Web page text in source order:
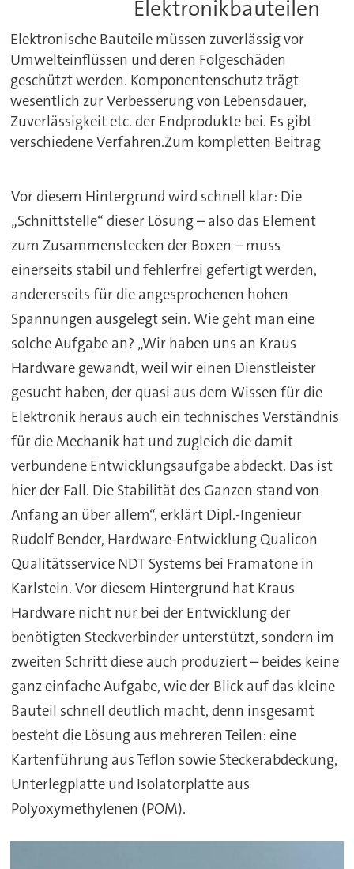
Elektronikbauteilen
Elektronische Bauteile müssen zuverlässig vor
Umwelteinflüssen und deren Folgeschäden
geschützt werden. Komponentenschutz trägt
wesentlich zur Verbesserung von Lebensdauer,
Zuverlässigkeit etc. der Endprodukte bei. Es gibt
verschiedene Verfahren.Zum kompletten Beitrag
Vor diesem Hintergrund wird schnell klar: Die
„Schnittstelle“ dieser Lösung – also das Element
zum Zusammenstecken der Boxen – muss
einerseits stabil und fehlerfrei gefertigt werden,
andererseits für die angesprochenen hohen
Spannungen ausgelegt sein. Wie geht man eine
solche Aufgabe an? „Wir haben uns an Kraus
Hardware gewandt, weil wir einen Dienstleister
gesucht haben, der quasi aus dem Wissen für die
Elektronik heraus auch ein technisches Verständnis
für die Mechanik hat und zugleich die damit
verbundene Entwicklungsaufgabe abdeckt. Das ist
hier der Fall. Die Stabilität des Ganzen stand von
Anfang an über allem“, erklärt Dipl.-Ingenieur
Rudolf Bender, Hardware-Entwicklung Qualicon
Qualitätsservice NDT Systems bei Framatone in
Karlstein. Vor diesem Hintergrund hat Kraus
Hardware nicht nur bei der Entwicklung der
benötigten Steckverbinder unterstützt, sondern im
zweiten Schritt diese auch produziert – beides keine
ganz einfache Aufgabe, wie der Blick auf das kleine
Bauteil schnell deutlich macht, denn insgesamt
besteht die Lösung aus mehreren Teilen: eine
Kartenführung aus Teflon sowie Steckerabdeckung,
Unterlegplatte und Isolatorplatte aus
Polyoxymethylenen (POM).